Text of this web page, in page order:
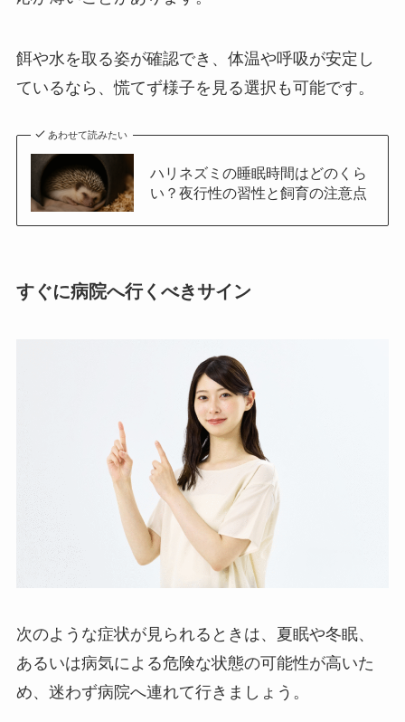
餌や水を取る姿が確認でき、体温や呼吸が安定し
ているなら、慌てず様子を見る選択も可能です。
あわせて読みたい
ハリネズミの睡眠時間はどのくら
い？夜行性の習性と飼育の注意点
すぐに病院へ行くべきサイン
次のような症状が見られるときは、夏眠や冬眠、
あるいは病気による危険な状態の可能性が高いた
め、迷わず病院へ連れて行きましょう。